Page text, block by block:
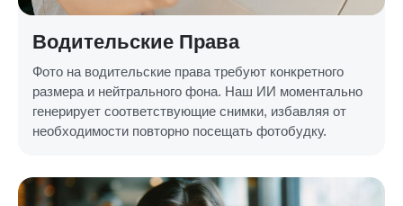
Водительские Права
Фото на водительские права требуют конкретного
размера и нейтрального фона. Наш ИИ моментально
генерирует соответствующие снимки, избавляя от
необходимости повторно посещать фотобудку.